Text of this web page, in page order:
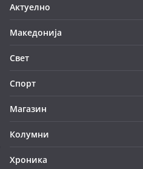
Актуелно
Македонија
Свет
Спорт
Магазин
Колумни
Хроника